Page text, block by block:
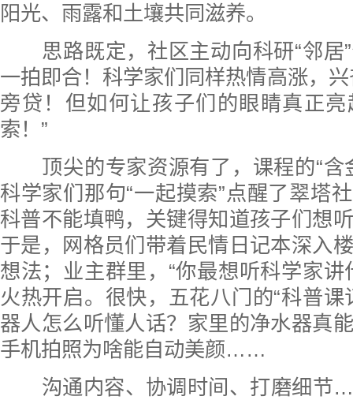
阳光、雨露和土壤共同滋养。
思路既定，社区主动向科研“邻居”
一拍即合！科学家们同样热情高涨，
旁贷！但如何让孩子们的眼睛真正
索！”
顶尖的专家资源有了，课程的“含
科学家们那句“一起摸索”点醒了翠
科普不能填鸭，关键得知道孩子们想
于是，网格员们带着民情日记本深入
想法；业主群里，“你最想听科学家讲
火热开启。很快，五花八门的“科普课
器人怎么听懂人话？家里的净水器真
手机拍照为啥能自动美颜……
沟通内容、协调时间、打磨细节